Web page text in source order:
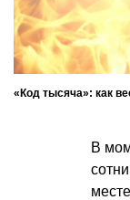
«Код тысяча»: как
В